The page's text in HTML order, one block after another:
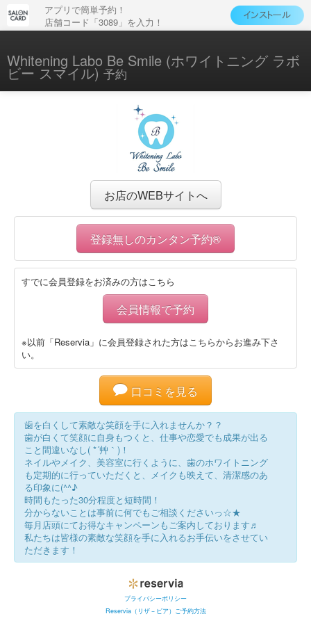
アプリで簡単予約！
店舗コード「3089」を入力！
Whitening Labo Be Smile (ホワイトニング ラボ
ビー スマイル)予約
お店のWEBサイトへ
登録無しのカンタン予約®
すでに会員登録をお済みの方はこちら
会員情報で予約
※以前「Reservia」に会員登録された方はこちらからお進み下さ
い。
口コミを見る
歯を白くして素敵な笑顔を手に入れませんか？？
歯が白くて笑顔に自身もつくと、仕事や恋愛でも成果が出る
こと間違いなし( *´艸｀)！
ネイルやメイク、美容室に行くように、歯のホワイトニング
も定期的に行っていただくと、メイクも映えて、清潔感のあ
る印象に(^^♪
時間もたった30分程度と短時間！
分からないことは事前に何でもご相談くださいっ☆★
毎月店頭にてお得なキャンペーンもご案内しております♬
私たちは皆様の素敵な笑顔を手に入れるお手伝いをさせてい
ただきます！
プライバシーポリシー
Reservia（リザ－ビア）ご予約方法